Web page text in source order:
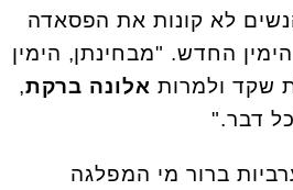
לא קונות את הפסאדה
החדש. "מבחינתן, הימין
שקד ולמרות אלונה ברקת,
דבר."
ברור מי המפלגה